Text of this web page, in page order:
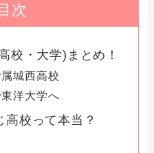
次
校・大学)まとめ！
城西高校
洋大学へ
校って本当？